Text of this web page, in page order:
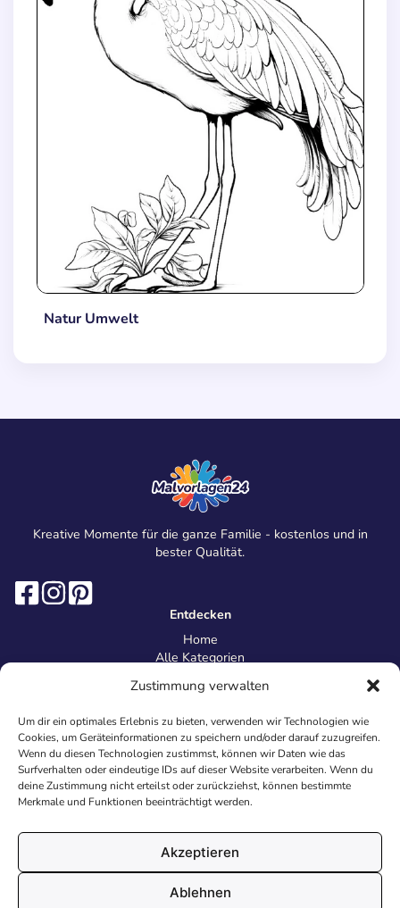
Zustimmung verwalten
Um dir ein optimales Erlebnis zu bieten, verwenden wir Technologien wie
Cookies, um Geräteinformationen zu speichern und/oder darauf zuzugreifen.
Wenn du diesen Technologien zustimmst, können wir Daten wie das
Surfverhalten oder eindeutige IDs auf dieser Website verarbeiten. Wenn du
deine Zustimmung nicht erteilst oder zurückziehst, können bestimmte
Merkmale und Funktionen beeinträchtigt werden.
Akzeptieren
Ablehnen
Natur Umwelt
Kreative Momente für die ganze Familie - kostenlos und in
bester Qualität.
Entdecken
Home
Alle Kategorien
Information
Über uns
Kontakt
Inhaltsrichtlinien
Recht & Datenschutz
Impressum
AGB
Cookies